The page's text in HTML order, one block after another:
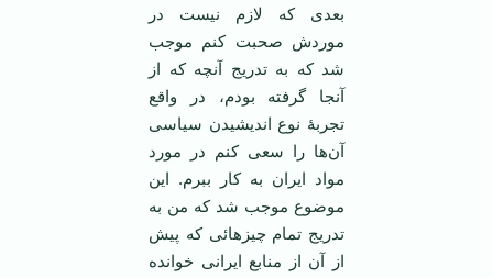
بعدی که لازم نیست در
موردش صحبت کنم موجب
شد که به تدریج آنچه که از
آنجا گرفته بودم، در واقع
تجربۀ نوع اندیشیدن سیاسی
آن‌ها را سعی کنم در مورد
مواد ایران به کار ببرم. این
موضوع موجب شد که من به
تدریج تمام چیزهائی که پیش
از آن از منابع ایرانی خوانده